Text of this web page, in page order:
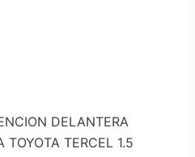
DELANTERA
TOYOTA TERCEL 1.5